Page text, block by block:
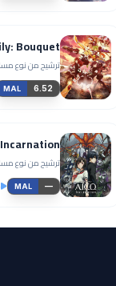
Bouquet
ترشيح من نوع
MAL 6.52
ترشيح من نوع
MAL —